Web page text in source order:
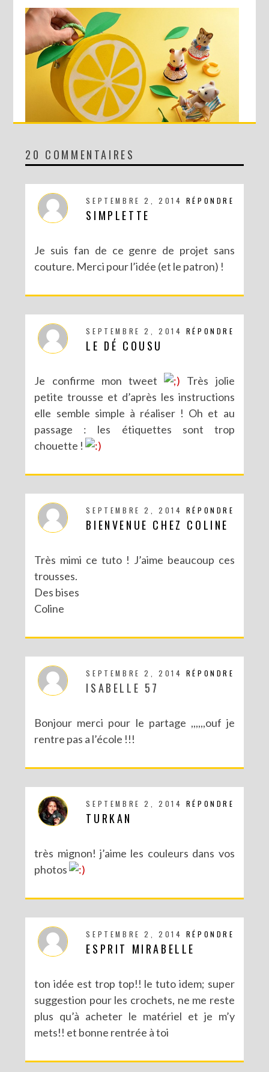
DIY : MA VALISETTE CITRON
DIY : UN PETIT CITRON POUR UNE ANNONCE SPÉCIALE
DIY : BRACELET BRÉSILIEN XXL
20 COMMENTAIRES
RÉPONDRE
SEPTEMBRE 2, 2014
SIMPLETTE
Je suis fan de ce genre de projet sans
couture. Merci pour l’idée (et le patron) !
RÉPONDRE
SEPTEMBRE 2, 2014
LE DÉ COUSU
Je confirme mon tweet
Très jolie
petite trousse et d’après les instructions
elle semble simple à réaliser ! Oh et au
passage : les étiquettes sont trop
chouette !
RÉPONDRE
SEPTEMBRE 2, 2014
BIENVENUE CHEZ COLINE
Très mimi ce tuto ! J’aime beaucoup ces
trousses.
Des bises
Coline
RÉPONDRE
SEPTEMBRE 2, 2014
ISABELLE 57
Bonjour merci pour le partage ,,,,,,ouf je
rentre pas a l’école !!!
RÉPONDRE
SEPTEMBRE 2, 2014
TURKAN
très mignon! j’aime les couleurs dans vos
photos
RÉPONDRE
SEPTEMBRE 2, 2014
ESPRIT MIRABELLE
ton idée est trop top!! le tuto idem; super
suggestion pour les crochets, ne me reste
plus qu’à acheter le matériel et je m’y
mets!! et bonne rentrée à toi